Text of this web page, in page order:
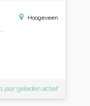
Hoogeveen
1 jaar geleden actief